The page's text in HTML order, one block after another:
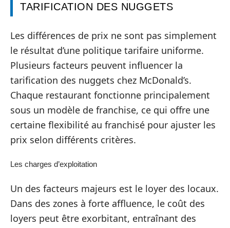
TARIFICATION DES NUGGETS
Les différences de prix ne sont pas simplement
le résultat d’une politique tarifaire uniforme.
Plusieurs facteurs peuvent influencer la
tarification des nuggets chez McDonald’s.
Chaque restaurant fonctionne principalement
sous un modèle de franchise, ce qui offre une
certaine flexibilité au franchisé pour ajuster les
prix selon différents critères.
Les charges d’exploitation
Un des facteurs majeurs est le loyer des locaux.
Dans des zones à forte affluence, le coût des
loyers peut être exorbitant, entraînant des